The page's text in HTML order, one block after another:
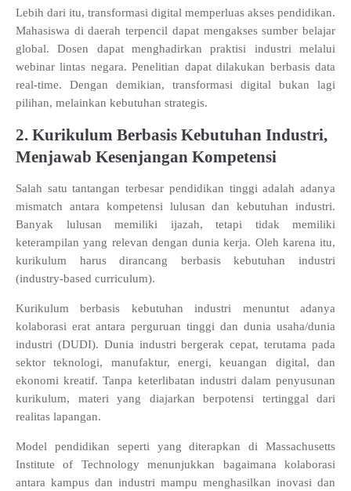
Lebih dari itu, transformasi digital memperluas akses pendidikan.
Mahasiswa di daerah terpencil dapat mengakses sumber belajar
global. Dosen dapat menghadirkan praktisi industri melalui
webinar lintas negara. Penelitian dapat dilakukan berbasis data
real-time. Dengan demikian, transformasi digital bukan lagi
pilihan, melainkan kebutuhan strategis.
2. Kurikulum Berbasis Kebutuhan Industri,
Menjawab Kesenjangan Kompetensi
Salah satu tantangan terbesar pendidikan tinggi adalah adanya
mismatch antara kompetensi lulusan dan kebutuhan industri.
Banyak lulusan memiliki ijazah, tetapi tidak memiliki
keterampilan yang relevan dengan dunia kerja. Oleh karena itu,
kurikulum harus dirancang berbasis kebutuhan industri
(industry-based curriculum).
Kurikulum berbasis kebutuhan industri menuntut adanya
kolaborasi erat antara perguruan tinggi dan dunia usaha/dunia
industri (DUDI). Dunia industri bergerak cepat, terutama pada
sektor teknologi, manufaktur, energi, keuangan digital, dan
ekonomi kreatif. Tanpa keterlibatan industri dalam penyusunan
kurikulum, materi yang diajarkan berpotensi tertinggal dari
realitas lapangan.
Model pendidikan seperti yang diterapkan di Massachusetts
Institute of Technology menunjukkan bagaimana kolaborasi
antara kampus dan industri mampu menghasilkan inovasi dan